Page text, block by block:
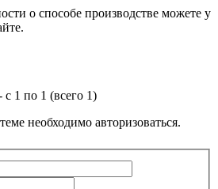
о способе производстве можете у
1 по 1 (всего 1)
необходимо авторизоваться.